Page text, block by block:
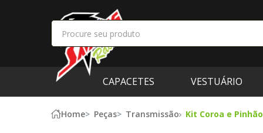
CAPACETES VESTUÁRIO
Home Peças Transmissão Kit Coroa e Pinhão